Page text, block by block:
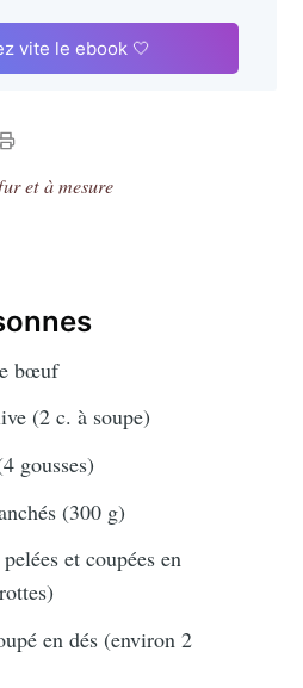
vite le ebook 🤍
et à mesure
bœuf
(2 c. à soupe)
gousses)
(300 g)
et coupées en
en dés (environ 2